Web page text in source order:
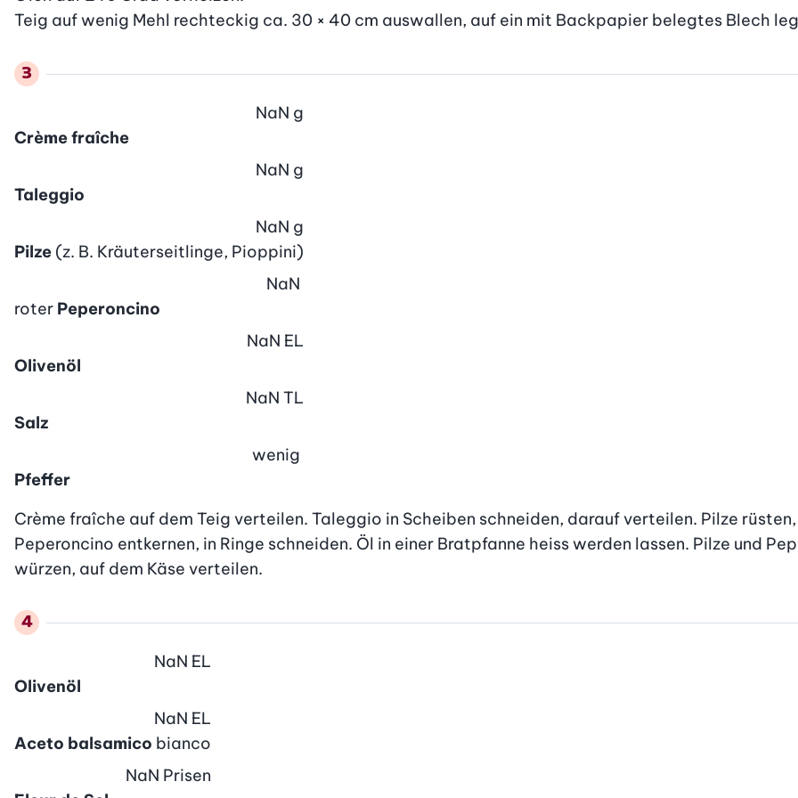
Teig auf wenig Mehl rechteckig ca. 30 × 40 cm auswallen, auf ein mit Backpapier belegtes Blech
Crème fraîche
NaN g
Taleggio
NaN g
Pilze (z. B. Kräuterseitlinge, Pioppini)
NaN g
roter Peperoncino
NaN
Olivenöl
NaN EL
Salz
NaN TL
Pfeffer
wenig
Crème fraîche auf dem Teig verteilen. Taleggio in Scheiben schneiden, darauf verteilen. Pilze
Peperoncino entkernen, in Ringe schneiden. Öl in einer Bratpfanne heiss werden lassen. Pilze und
würzen, auf dem Käse verteilen.
Olivenöl
NaN EL
Aceto balsamico bianco
NaN EL
NaN Prisen